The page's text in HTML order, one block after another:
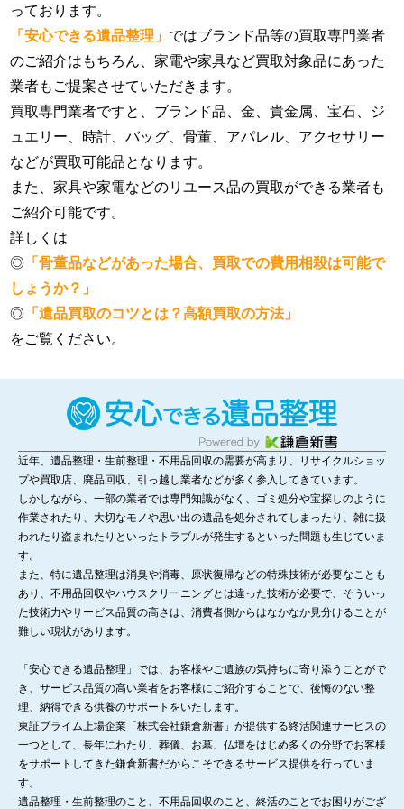
っております。
「安心できる遺品整理」 ではブランド品等の買取専門業者
のご紹介はもちろん、家電や家具など買取対象品にあった
業者もご提案させていただきます。
買取専門業者ですと、ブランド品、金、貴金属、宝石、ジ
ュエリー、時計、バッグ、骨董、アパレル、アクセサリー
などが買取可能品となります。
また、家具や家電などのリユース品の買取ができる業者も
ご紹介可能です。
詳しくは
◎ 「骨董品などがあった場合、買取での費用相殺は可能で
しょうか？」
◎ 「遺品買取のコツとは？高額買取の方法」
をご覧ください。
近年、遺品整理・生前整理・不用品回収の需要が高まり、リサイクルショッ
プや買取店、廃品回収、引っ越し業者などが多く参入してきています。
しかしながら、一部の業者では専門知識がなく、ゴミ処分や宝探しのように
作業されたり、大切なモノや思い出の遺品を処分されてしまったり、雑に扱
われたり盗まれたりといったトラブルが発生するといった問題も生じていま
す。
また、特に遺品整理は消臭や消毒、原状復帰などの特殊技術が必要なことも
あり、不用品回収やハウスクリーニングとは違った技術が必要で、そういっ
た技術力やサービス品質の高さは、消費者側からはなかなか見分けることが
難しい現状があります。
「安心できる遺品整理」では、お客様やご遺族の気持ちに寄り添うことがで
き、サービス品質の高い業者をお客様にご紹介することで、後悔のない整
理、納得できる供養のサポートをいたします。
東証プライム上場企業「株式会社鎌倉新書」が提供する終活関連サービスの
一つとして、長年にわたり、葬儀、お墓、仏壇をはじめ多くの分野でお客様
をサポートしてきた鎌倉新書だからこそできるサービス提供を行っていま
す。
遺品整理・生前整理のこと、不用品回収のこと、終活のことでお困りがござ